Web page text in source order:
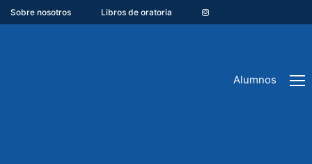
Sobre nosotros Libros de oratoria
Alumnos